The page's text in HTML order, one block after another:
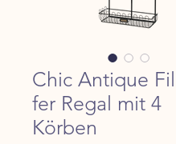
Chic Antique
fer Regal mit 4
Körben